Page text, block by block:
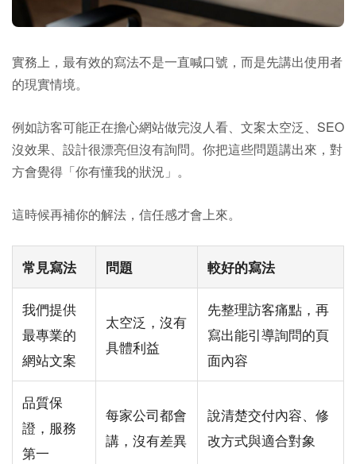
實務上，最有效的寫法不是一直喊口號，而是先講出使用者
的現實情境。
例如訪客可能正在擔心網站做完沒人看、文案太空泛、SEO
沒效果、設計很漂亮但沒有詢問。你把這些問題講出來，對
方會覺得「你有懂我的狀況」。
這時候再補你的解法，信任感才會上來。
常見寫法 問題 較好的寫法
我們提供
最專業的
網站文案
太空泛，沒有
具體利益
先整理訪客痛點，再
寫出能引導詢問的頁
面內容
品質保
證，服務
第一
每家公司都會
講，沒有差異
說清楚交付內容、修
改方式與適合對象